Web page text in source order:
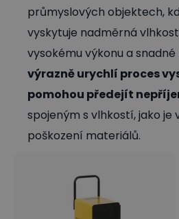
průmyslových objektech,
vyskytuje nadměrná
vysokému výkonu a
výrazně urychlí proces
pomohou předejít
spojeným s vlhkostí, jako je
poškození materiálů.